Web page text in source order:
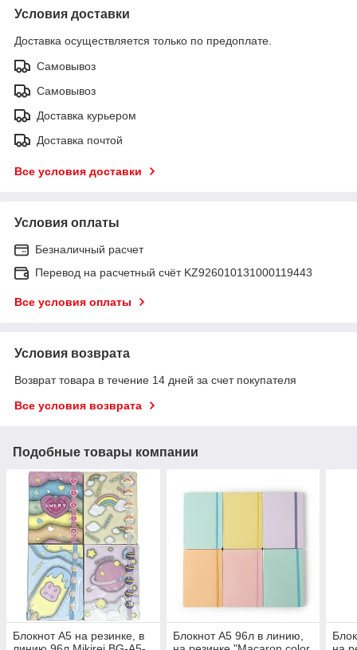
Условия доставки
Доставка осуществляется только по предоплате.
Самовывоз
Самовывоз
Доставка курьером
Доставка почтой
Все условия доставки
Условия оплаты
Безналичный расчет
Перевод на расчетный счёт KZ926010131000119443
Все условия оплаты
Условия возврата
Возврат товара в течение 14 дней за счет покупателя
Все условия возврата
Подобные товары компании
Блокнот А5 на резинке, в
Блокнот А5 96л в линию,